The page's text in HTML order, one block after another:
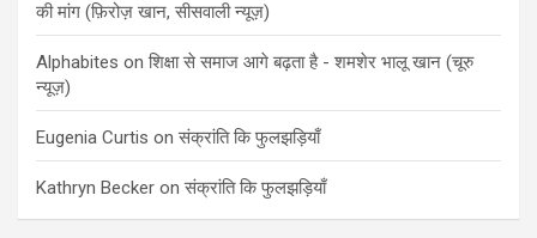
की मांग (फ़िरोज़ खान, सीसवाली न्यूज़)
Alphabites onशिक्षा से समाज आगे बढ़ता है - शमशेर भालू खान (चूरु
न्यूज़)
Eugenia Curtis onसंक्रांति कि फुलझड़ियाँ
Kathryn Becker onसंक्रांति कि फुलझड़ियाँ